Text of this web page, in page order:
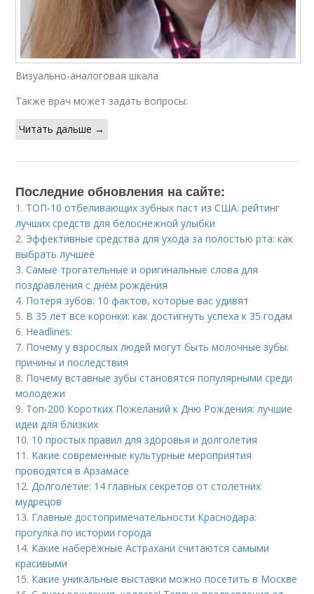
Визуально-аналоговая шкала
Также врач может задать вопросы:
Читать дальше →
Последние обновления на сайте:
1. ТОП-10 отбеливающих зубных паст из США: рейтинг
лучших средств для белоснежной улыбки
2. Эффективные средства для ухода за полостью рта: как
выбрать лучшее
3.Самые трогательные и оригинальные слова для
поздравления с днём рождения
4. Потеря зубов: 10 фактов, которые вас удивят
5. В 35 лет все коронки: как достигнуть успеха к 35 годам
6. Headlines:
7. Почему у взрослых людей могут быть молочные зубы:
причины и последствия
8. Почему вставные зубы становятся популярными среди
молодежи
9. Топ-200 Коротких Пожеланий к Дню Рождения: лучшие
идеи для близких
10. 10 простых правил для здоровья и долголетия
11. Какие современные культурные мероприятия
проводятся в Арзамасе
12.Долголетие: 14 главных секретов от столетних
мудрецов
13. Главные достопримечательности Краснодара:
прогулка по истории города
14. Какие набережные Астрахани считаются самыми
красивыми
15. Какие уникальные выставки можно посетить в Москве